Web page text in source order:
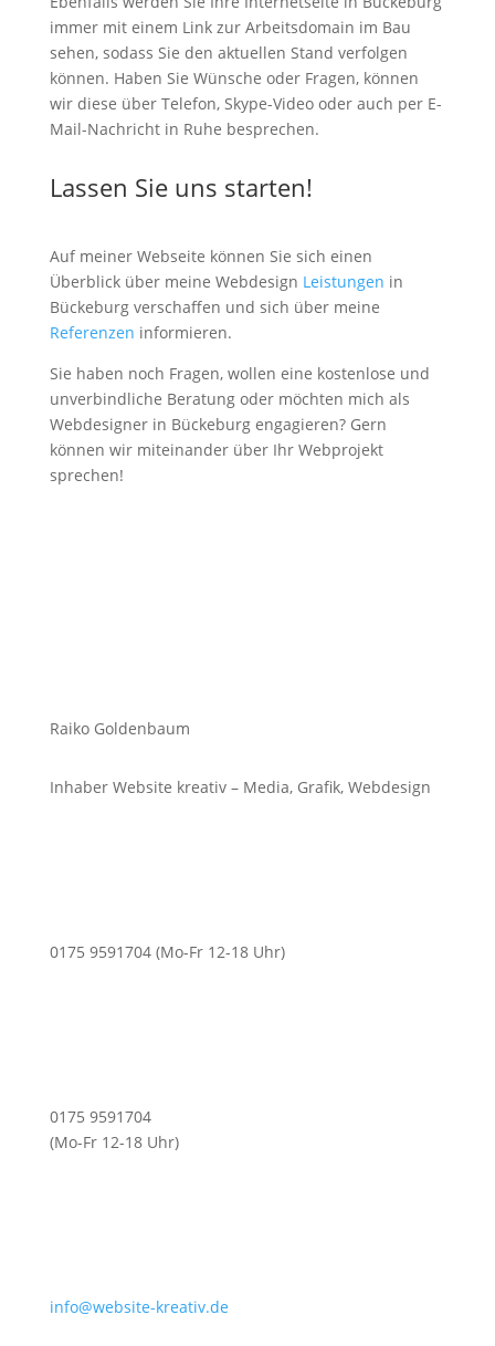
immer mit einem Link zur Arbeitsdomain im Bau
sehen, sodass Sie den aktuellen Stand verfolgen
können. Haben Sie Wünsche oder Fragen, können
wir diese über Telefon, Skype-Video oder auch per E-
Mail-Nachricht in Ruhe besprechen.
Lassen Sie uns starten!
Auf meiner Webseite können Sie sich einen
Überblick über meine Webdesign Leistungen in
Bückeburg verschaffen und sich über meine
Referenzen informieren.
Sie haben noch Fragen, wollen eine kostenlose und
unverbindliche Beratung oder möchten mich als
Webdesigner in Bückeburg engagieren? Gern
können wir miteinander über Ihr Webprojekt
sprechen!
Raiko Goldenbaum
Inhaber Website kreativ – Media, Grafik, Webdesign
0175 9591704 (Mo-Fr 12-18 Uhr)
0175 9591704
(Mo-Fr 12-18 Uhr)
info@website-kreativ.de